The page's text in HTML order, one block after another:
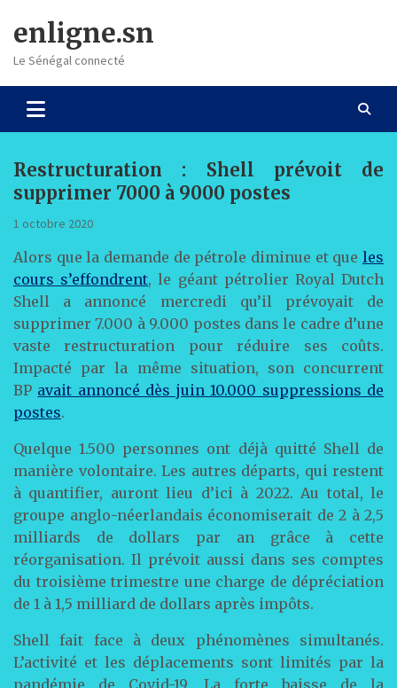
content
enligne.sn
Le Sénégal connecté
Restructuration : Shell prévoit de
supprimer 7000 à 9000 postes
1 octobre 2020
Alors que la demande de pétrole diminue et que les
cours s’effondrent, le géant pétrolier Royal Dutch
Shell a annoncé mercredi qu’il prévoyait de
supprimer 7.000 à 9.000 postes dans le cadre d’une
vaste restructuration pour réduire ses coûts.
Impacté par la même situation, son concurrent
BP avait annoncé dès juin 10.000 suppressions de
postes.
Quelque 1.500 personnes ont déjà quitté Shell de
manière volontaire. Les autres départs, qui restent
à quantifier, auront lieu d’ici à 2022. Au total, le
groupe anglo-néerlandais économiserait de 2 à 2,5
milliards de dollars par an grâce à cette
réorganisation. Il prévoit aussi dans ses comptes
du troisième trimestre une charge de dépréciation
de 1 à 1,5 milliard de dollars après impôts.
Shell fait face à deux phénomènes simultanés.
L’activité et les déplacements sont limités par la
pandémie de Covid-19. La forte baisse de la